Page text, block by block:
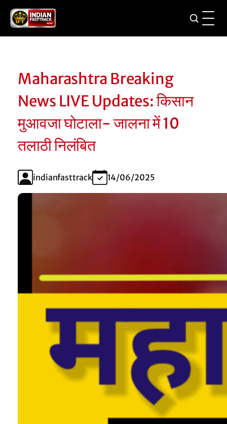
Maharashtra Breaking
News LIVE Updates: किसान
मुआवजा घोटाला- जालना में 10
तलाठी निलंबित
indianfasttrack 14/06/2025